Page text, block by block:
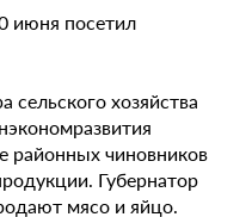
июня посетил
хозяйства
районных чиновников
Губернатор
мясо и яйцо.